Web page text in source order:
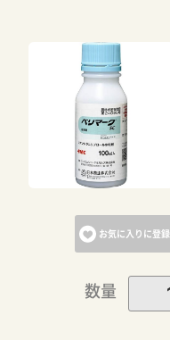
お気に入りに登録
数量